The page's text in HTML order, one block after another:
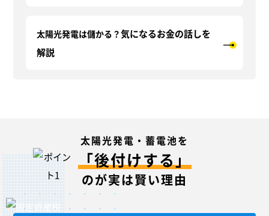
太陽光発電は儲かる？気になるお金の話しを
解説
太陽光発電・蓄電池を
「後付けする」
のが実は賢い理由